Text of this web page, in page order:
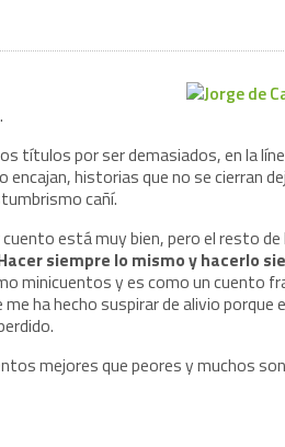
títulos por ser demasiados, en la
historias que no se cierran
cañí.
está muy bien, pero el resto
siempre lo mismo y hacerlo
minicuentos y es como un cuento
ha hecho suspirar de alivio
mejores que peores y muchos